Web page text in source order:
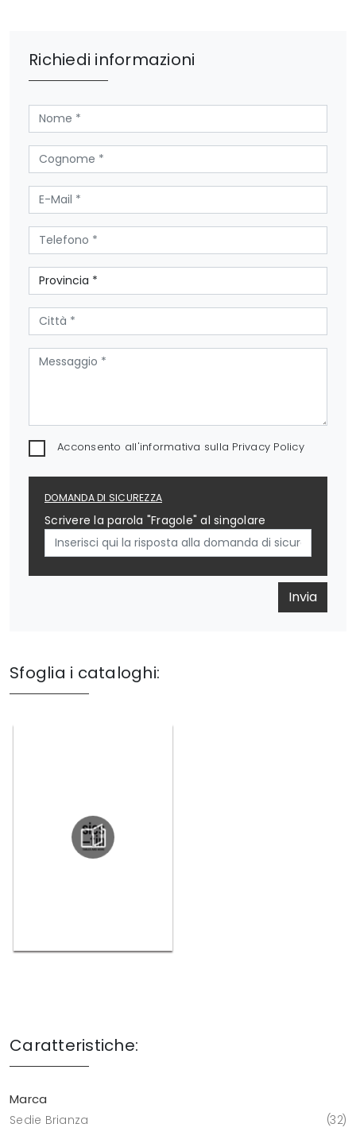
Richiedi informazioni
Acconsento all'informativa sulla Privacy Policy
DOMANDA DI SICUREZZA
Scrivere la parola "Fragole" al singolare
Invia
Sfoglia i cataloghi:
Caratteristiche:
Marca
Sedie Brianza 32